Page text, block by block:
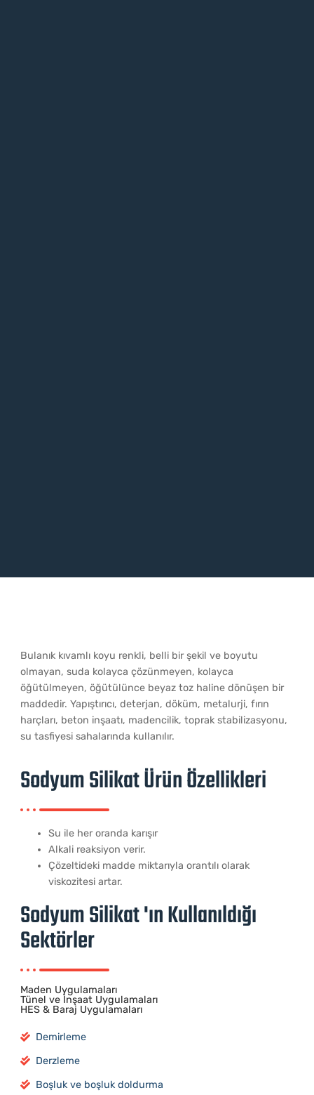
Bulanık kıvamlı koyu renkli, belli bir şekil ve boyutu
olmayan, suda kolayca çözünmeyen, kolayca
öğütülmeyen, öğütülünce beyaz toz haline dönüşen bir
maddedir. Yapıştırıcı, deterjan, döküm, metalurji, fırın
harçları, beton inşaatı, madencilik, toprak stabilizasyonu,
su tasfiyesi sahalarında kullanılır.
Sodyum Silikat Ürü​n Özellikleri
Su ile her oranda karışır
Alkali reaksiyon verir.
Çözeltideki madde miktarıyla orantılı olarak
viskozitesi artar.
Sodyum Silikat 'ın Kullanıldığı
Sektörler
Maden Uygulamaları
Tünel ve İnşa​at Uygulamaları
HES & Baraj Uygulamaları
Demirleme
Derzleme
Boşluk ve boşluk doldurma